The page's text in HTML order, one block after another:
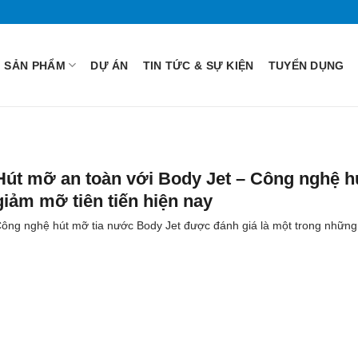
SẢN PHẨM DỰ ÁN TIN TỨC & SỰ KIỆN TUYỂN DỤNG
mỡ an toàn với Body Jet – Công nghệ
mỡ tiên tiến hiện nay
nghệ hút mỡ tia nước Body Jet được đánh giá là một trong